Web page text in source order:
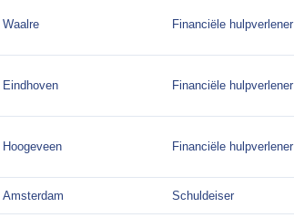
Waalre Financiële hulpverlener
Eindhoven Financiële hulpverlener
Hoogeveen Financiële hulpverlener
Amsterdam Schuldeiser